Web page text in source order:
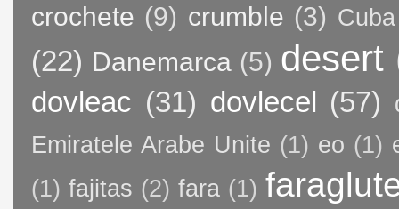
crochete (9) crumble (3) Cuba
(22) Danemarca (5) desert
dovleac (31) dovlecel (57)
Emiratele Arabe Unite (1) eo (1)
(1) fajitas (2) fara (1)